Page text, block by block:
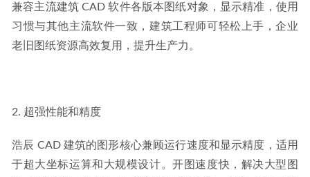
兼容主流建筑 CAD 软件各版本图纸对象，显示精准，使用
习惯与其他主流软件一致，建筑工程师可轻松上手，企业
老旧图纸资源高效复用，提升生产力。
2. 超强性能和精度
浩辰 CAD 建筑的图形核心兼顾运行速度和显示精度，适用
于超大坐标运算和大规模设计。开图速度快，解决大型图